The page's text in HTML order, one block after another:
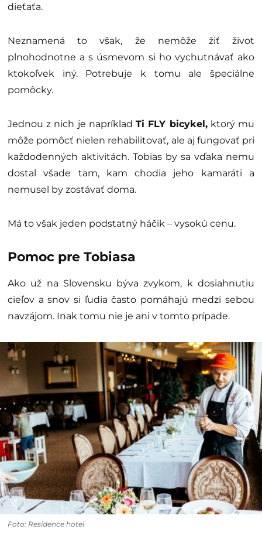
dieťaťa.
Neznamená to však, že nemôže žiť život
plnohodnotne a s úsmevom si ho vychutnávať ako
ktokoľvek iný. Potrebuje k tomu ale špeciálne
pomôcky.
Jednou z nich je napríkladTi FLY bicykel,ktorý mu
môže pomôcť nielen rehabilitovať, ale aj fungovať pri
každodenných aktivitách. Tobias by sa vďaka nemu
dostal všade tam, kam chodia jeho kamaráti a
nemusel by zostávať doma.
Má to však jeden podstatný háčik – vysokú cenu.
Pomoc pre Tobiasa
Ako už na Slovensku býva zvykom, k dosiahnutiu
cieľov a snov si ľudia často pomáhajú medzi sebou
navzájom. Inak tomu nie je ani v tomto prípade.
Foto: Residence hotel